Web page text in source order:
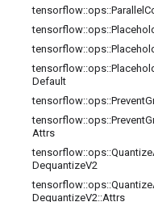
tensorflow::ops::Parallel
tensorflow::ops::
tensorflow::ops::
tensorflow::ops::
Default
tensorflow::ops::Prevent
tensorflow::ops::Prevent
Attrs
tensorflow::ops::Quantize
DequantizeV2
tensorflow::ops::Quantize
DequantizeV2::Attrs